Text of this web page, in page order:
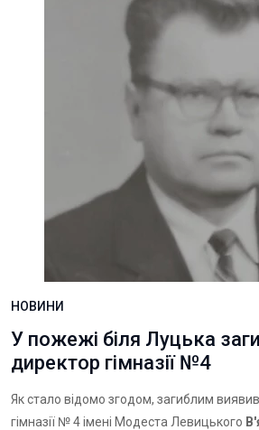
НОВИНИ
У пожежі біля Луцька
директор гімназії №4
Як стало відомо згодом, загиблим
гімназії № 4 імені Модеста Левицького